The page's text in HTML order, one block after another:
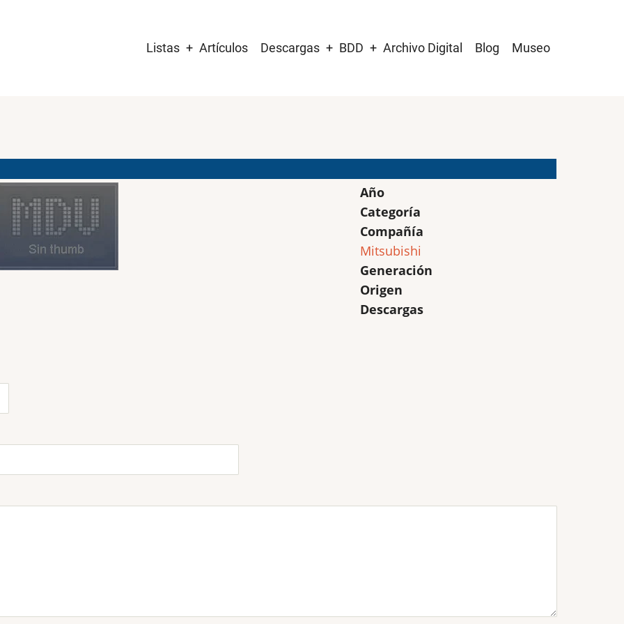
navigation
Listas Artículos Descargas BDD Archivo Digital Blog Museo
Año
Categoría
Compañía
Mitsubishi
Generación
Origen
Descargas